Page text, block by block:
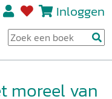
Inloggen
moreel van